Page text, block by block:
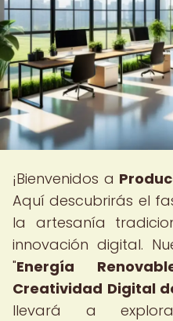
¡Bienvenidos a
Aquí descubrirás el
la artesanía
innovación digital.
"Energía
Creatividad Digital
llevará a